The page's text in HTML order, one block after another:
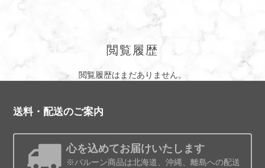
閲覧履歴
閲覧履歴はまだありません。
送料・配送のご案内
心を込めてお届けいたします
※バルーン商品は北海道、沖縄、離島への配送